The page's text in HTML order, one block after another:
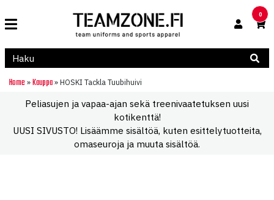
0
Home » Kauppa » HOSKI Tackla Tuubihuivi
Peliasujen ja vapaa-ajan sekä treenivaatetuksen uusi
kotikenttä!
UUSI SIVUSTO! Lisäämme sisältöä, kuten esittelytuotteita,
omaseuroja ja muuta sisältöä.